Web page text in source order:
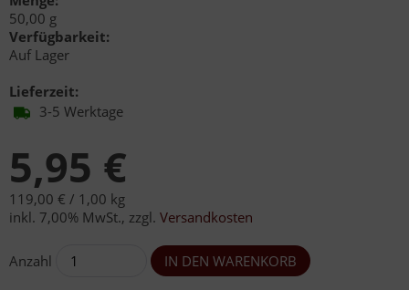
50,00 g
Verfügbarkeit:
Auf Lager
Lieferzeit:
3-5 Werktage
5,95 €
119,00 € / 1,00 kg
inkl. 7,00% MwSt., zzgl. Versandkosten
Anzahl